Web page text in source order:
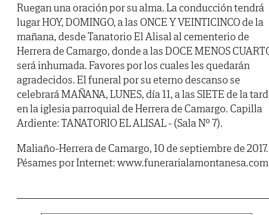
Ruegan una oración por su alma. La conducción tendrá
lugar HOY, DOMINGO, a las ONCE Y VEINTICINCO de la
mañana, desde Tanatorio El Alisal al cementerio de
Herrera de Camargo, donde a las DOCE MENOS
será inhumada. Favores por los cuales les quedarán
agradecidos. El funeral por su eterno descanso se
celebrará MAÑANA, LUNES, día 11, a las SIETE de la
en la iglesia parroquial de Herrera de Camargo. Capilla
Ardiente: TANATORIO EL ALISAL - (Sala Nº 7).
Maliaño-Herrera de Camargo, 10 de septiembre de 2017.
Pésames por Internet: www.funerarialamontanesa.com